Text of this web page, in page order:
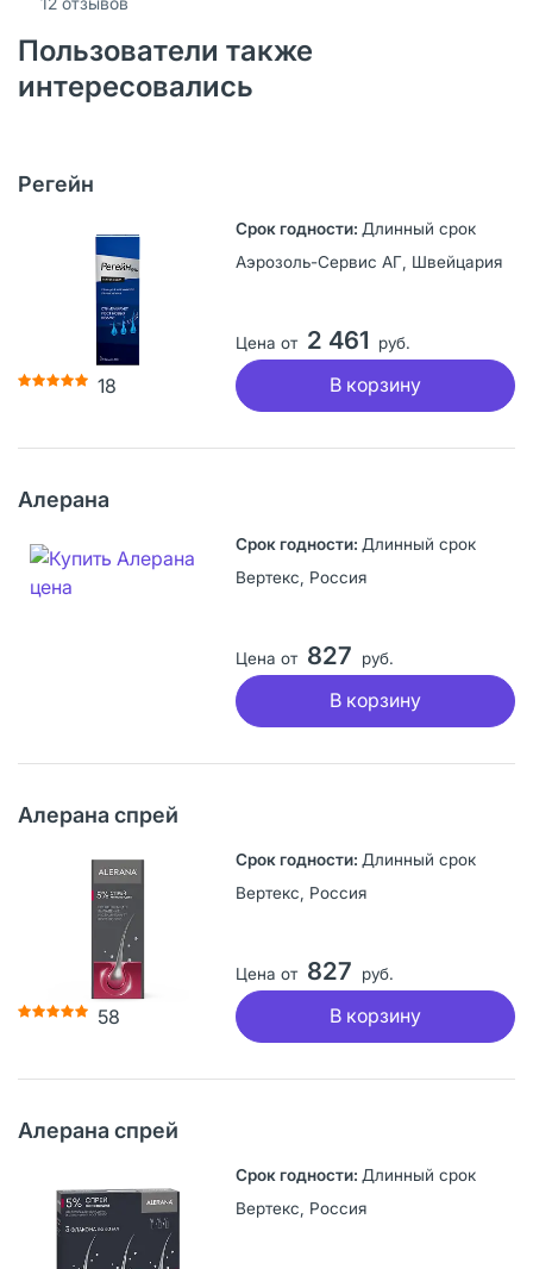
Пользователи также
интересовались
Регейн
18
Длинный срок
Аэрозоль-Сервис АГ, Швейцария
Цена от 2 461 руб.
В корзину
Алерана
Длинный срок
Вертекс, Россия
Цена от 827 руб.
В корзину
Алерана спрей
58
Длинный срок
Вертекс, Россия
Цена от 827 руб.
В корзину
Алерана спрей
Длинный срок
Вертекс, Россия